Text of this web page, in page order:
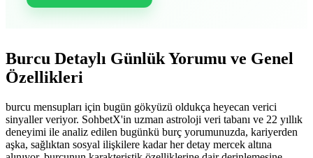
Burcu Detaylı Günlük Yorumu ve Genel
Özellikleri
burcu mensupları için bugün gökyüzü oldukça heyecan verici
sinyaller veriyor. SohbetX'in uzman astroloji veri tabanı ve 22 yıllık
deneyimi ile analiz edilen bugünkü burç yorumunuzda, kariyerden
aşka, sağlıktan sosyal ilişkilere kadar her detay mercek altına